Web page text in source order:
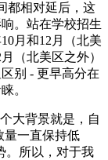
都相对延后，这
。站在学校招生
月和12月（北美
（北美区之外）
别 - 更早高分在
。
大背景就是，自
量一直保持低
。所以，对于我